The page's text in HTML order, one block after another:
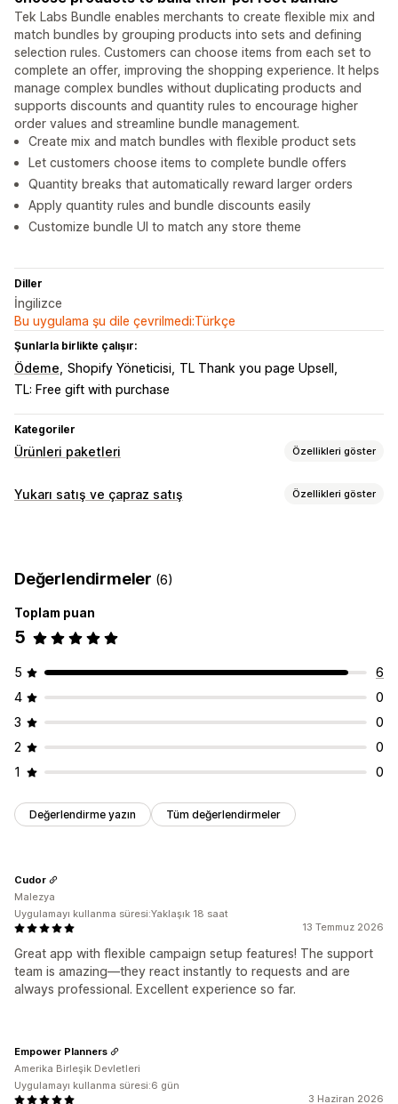
Tek Labs Bundle enables merchants to create flexible mix and
match bundles by grouping products into sets and defining
selection rules. Customers can choose items from each set to
complete an offer, improving the shopping experience. It helps
manage complex bundles without duplicating products and
supports discounts and quantity rules to encourage higher
order values and streamline bundle management.
Create mix and match bundles with flexible product sets
Let customers choose items to complete bundle offers
Quantity breaks that automatically reward larger orders
Apply quantity rules and bundle discounts easily
Customize bundle UI to match any store theme
Diller
İngilizce
Bu uygulama şu dile çevrilmedi:Türkçe
Şunlarla birlikte çalışır:
Ödeme Shopify Yöneticisi
TL Thank you page Upsell
TL: Free gift with purchase
Kategoriler
Ürünleri paketleri Özellikleri göster
Paket türleri
Yukarı satış paketleri
Genellikle birlikte satın alınan ürünler
Ayarlayabileceğiniz fiyatlandırma
Sabit fiyatlandırma
Dinamik fiyatlandırma
Yukarı satış ve çapraz satış Özellikleri göster
Tek tıklamalı eklentiler
Özel CSS
Teklifler ve öneriler
Ücretsiz hediyeler
Analizler
Dönüşüm oranları
Değerlendirmeler (6)
Toplam puan
5
5
6
4
0
3
0
2
0
1
0
Değerlendirme yazın Tüm değerlendirmeler
13 Temmuz 2026
Great app with flexible campaign setup features! The support
team is amazing—they react instantly to requests and are
always professional. Excellent experience so far.
Cudor
Malezya
Uygulamayı kullanma süresi:Yaklaşık 18 saat
3 Haziran 2026
Empower Planners
Amerika Birleşik Devletleri
Uygulamayı kullanma süresi:6 gün